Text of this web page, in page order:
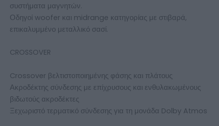
συστήματα μαγνητών.
Οδηγοί woofer και midrange κατηγορίας με στιβαρά,
επικαλυμμένο μεταλλικό σασί.
CROSSOVER
Crossover βελτιστοποιημένης φάσης και πλάτους
Ακροδέκτης σύνδεσης με επίχρυσους και ενθυλακωμένους
βιδωτούς ακροδέκτες
Ξεχωριστό τερματικό σύνδεσης για τη μονάδα Dolby Atmos